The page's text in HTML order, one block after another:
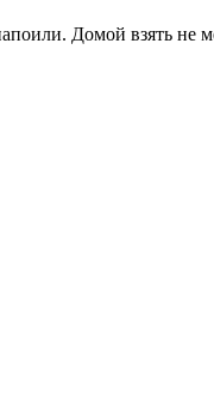
Домой взять не